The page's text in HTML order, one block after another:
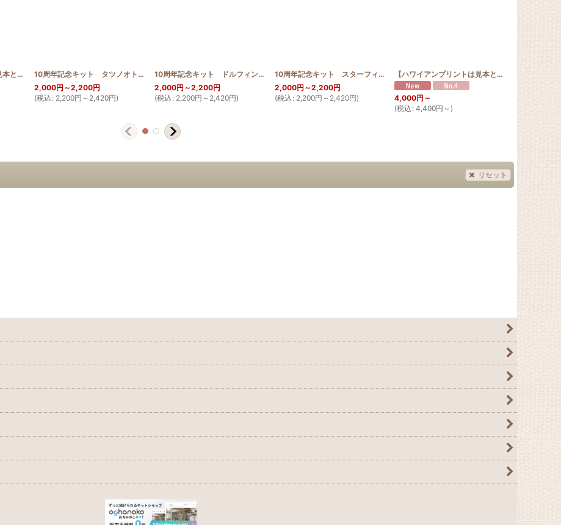
HQ_ST_BAG_JIN_SAKURA_Limited]
【ハワイアンプリントは見本と同じ色合い限定】お散歩 サコッシュ ジンベエザメ グンジョ [HQ_ST_BAG_JIN_GUNJYO_Limited]
10周年記念キット タツノオトシゴ 30cm [10th_seahorse]
2,000円 ～2,200円
(税込 : 2,200円 ～2,420円)
10周年記念キット ドルフィン 30cm [10th_dol]
2,000円 ～2,200円
(税込 : 2,200円 ～2,420円)
10周年記念キット スターフィッシュ 30cm [10th_starfish]
2,000円 ～2,200円
(税込 : 2,200円 ～2,420円)
【ハワイアンプリントは見本と同じ色合い限定】お散歩 サコッシュ ジンベエザメ ミズイロむら
4,000円 ～
(税込 : 4,400円 ～)
リセット